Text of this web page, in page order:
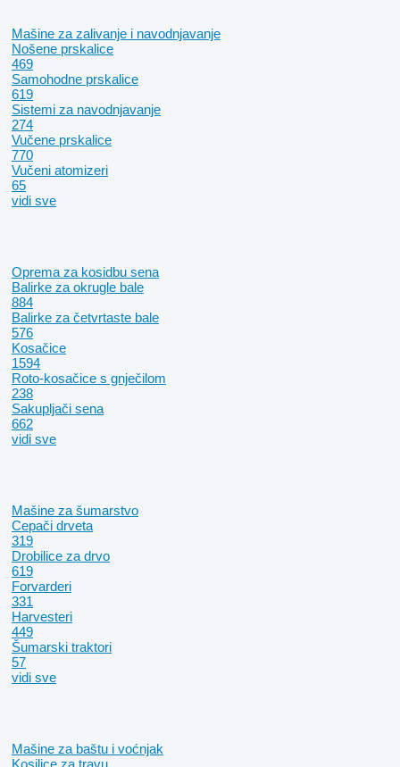
Mašine za zalivanje i navodnjavanje
Nošene prskalice
469
Samohodne prskalice
619
Sistemi za navodnjavanje
274
Vučene prskalice
770
Vučeni atomizeri
65
vidi sve
Oprema za kosidbu sena
Balirke za okrugle bale
884
Balirke za četvrtaste bale
576
Kosačice
1594
Roto-kosačice s gnječilom
238
Sakupljači sena
662
vidi sve
Mašine za šumarstvo
Cepači drveta
319
Drobilice za drvo
619
Forvarderi
331
Harvesteri
449
Šumarski traktori
57
vidi sve
Mašine za baštu i voćnjak
Kosilice za travu